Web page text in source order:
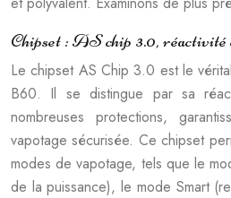
Chipset : AS chip 3.0, réactivité
Le chipset AS Chip 3.0 est le
B60. Il se distingue par sa
nombreuses protections,
vapotage sécurisée. Ce chipset
modes de vapotage, tels que le
de la puissance), le mode Smart